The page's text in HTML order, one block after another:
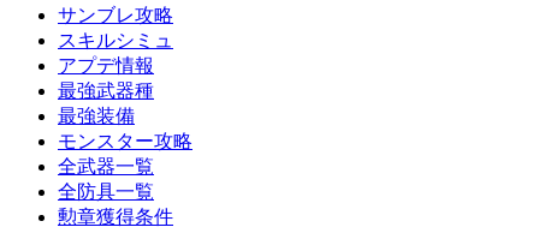
サンブレ攻略
スキルシミュ
アプデ情報
最強武器種
最強装備
モンスター攻略
全武器一覧
全防具一覧
勲章獲得条件